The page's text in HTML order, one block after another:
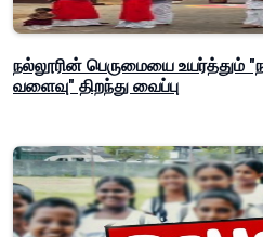
நல்லூரின் பெருமையை உயர்த்தும்
வளைவு" திறந்து வைப்பு